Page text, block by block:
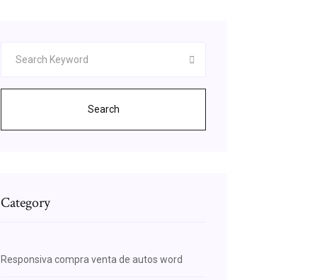
Search
Category
Responsiva compra venta de autos word